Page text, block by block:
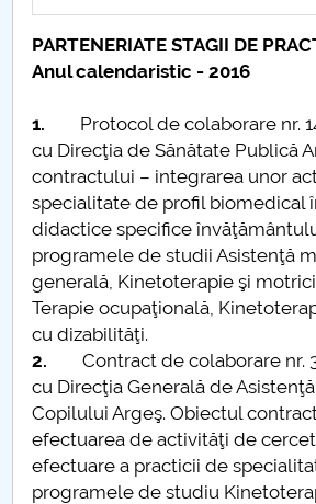
Ghiduri pentru STUDENȚI
International Relations
PNRR
Proiect(PRIM STUD)
Proiect SU-ETIC
Personal data protection
UPIT for the community
IOSUD/CSUD – PhD studies
PARTENERIATE STAGII DE
Anul calendaristic - 2016
1. Protocol de colaborare nr.
cu Direcţia de Sănătate Publică
contractului – integrarea unor
specialitate de profil biomedical
didactice specifice
programele de studii Asistenţă
generală, Kinetoterapie şi
Terapie ocupaţională,
cu dizabilităţi.
2.Contract de colaborare nr.
cu Direcţia Generală de
Copilului Argeş. Obiectul
efectuarea de activităţi de
efectuare a practicii de
programele de studiu